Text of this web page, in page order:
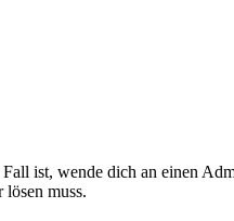
ist, wende dich an einen
muss.